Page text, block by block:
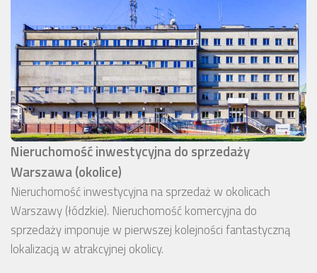
Nieruchomość inwestycyjna do sprzedaży
Warszawa (okolice)
Nieruchomość inwestycyjna na sprzedaż w okolicach
Warszawy (łódzkie). Nieruchomość komercyjna do
sprzedaży imponuje w pierwszej kolejności fantastyczną
lokalizacją w atrakcyjnej okolicy.